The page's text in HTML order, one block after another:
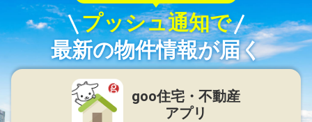
プッシュ通知で
最新の物件情報が届く
goo住宅・不動産
アプリ